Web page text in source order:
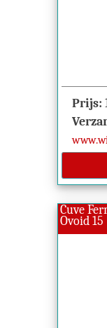
Prijs:
Cuve
Ovoid 15